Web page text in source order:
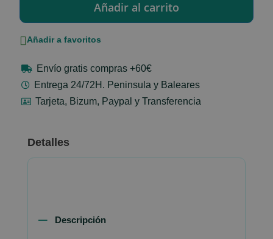
Añadir a favoritos
Envío gratis compras +60€
Entrega 24/72H. Peninsula y Baleares
Tarjeta, Bizum, Paypal y Transferencia
Detalles
Descripción